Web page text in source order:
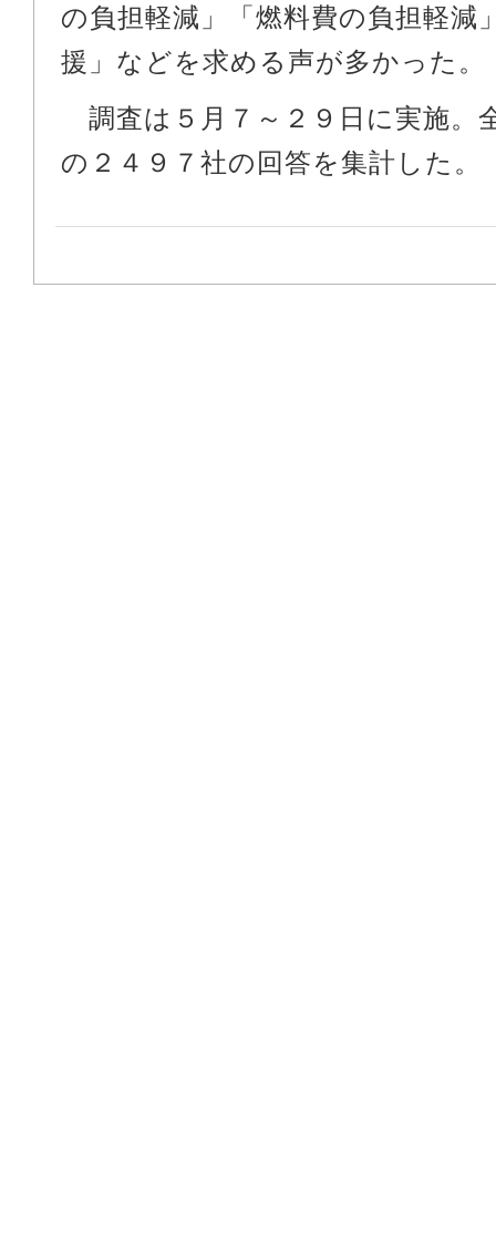
の負担軽減」「燃料費の負担軽減
援」などを求める声が多かった。
調査は５月７～２９日に実施。
の２４９７社の回答を集計した。